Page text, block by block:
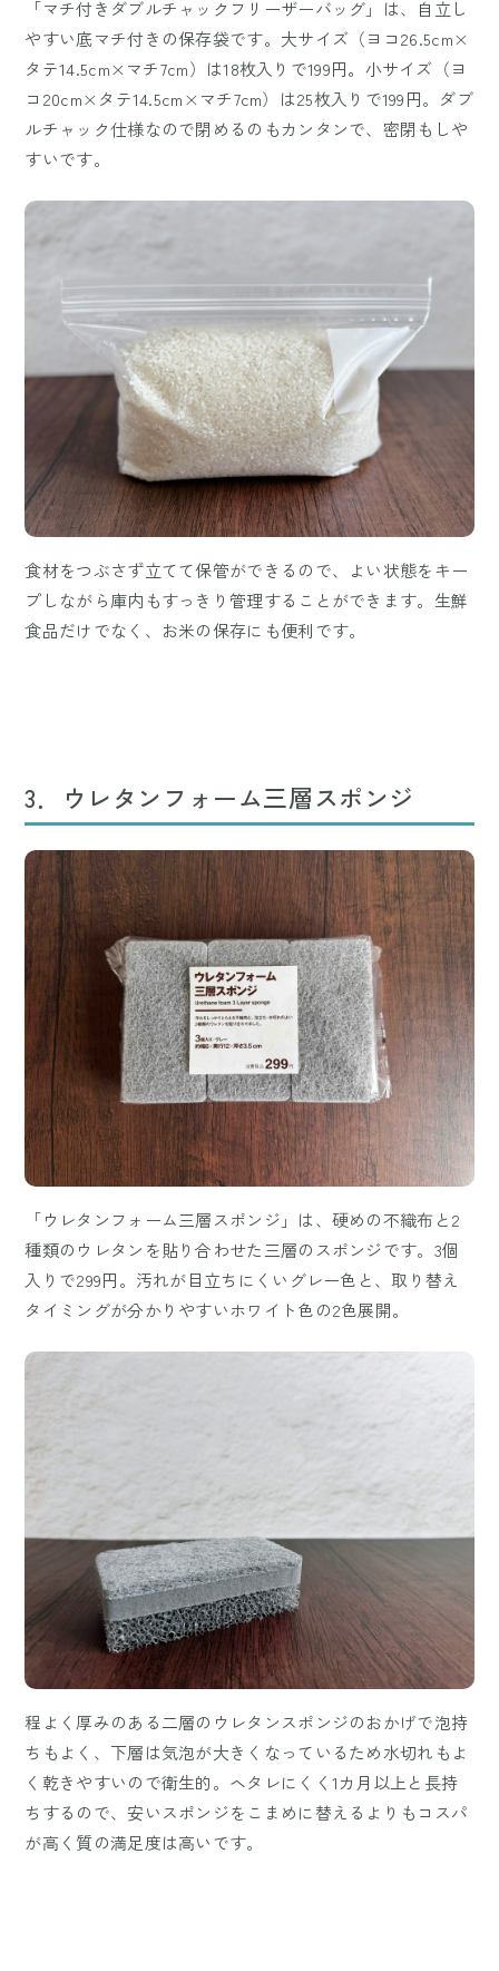
「マチ付きダブルチャックフリーザーバッグ」は、自立し
やすい底マチ付きの保存袋です。大サイズ（ヨコ26.5cm×
タテ14.5cm×マチ7cm）は18枚入りで199円。小サイズ（ヨ
コ20cm×タテ14.5cm×マチ7cm）は25枚入りで199円。ダブ
ルチャック仕様なので閉めるのもカンタンで、密閉もしや
すいです。
食材をつぶさず立てて保管ができるので、よい状態をキー
プしながら庫内もすっきり管理することができます。生鮮
食品だけでなく、お米の保存にも便利です。
3．ウレタンフォーム三層スポンジ
「ウレタンフォーム三層スポンジ」は、硬めの不織布と2
種類のウレタンを貼り合わせた三層のスポンジです。3個
入りで299円。汚れが目立ちにくいグレー色と、取り替え
タイミングが分かりやすいホワイト色の2色展開。
程よく厚みのある二層のウレタンスポンジのおかげで泡持
ちもよく、下層は気泡が大きくなっているため水切れもよ
く乾きやすいので衛生的。ヘタレにくく1カ月以上と長持
ちするので、安いスポンジをこまめに替えるよりもコスパ
が高く質の満足度は高いです。